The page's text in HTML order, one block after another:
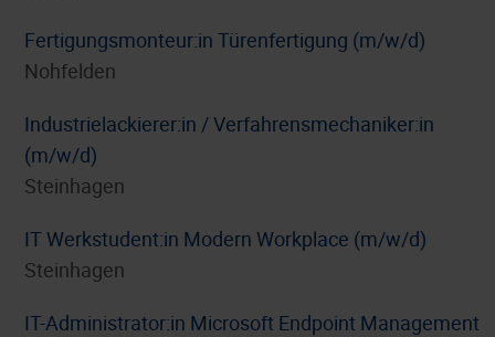
Fertigungsmonteur:in Türenfertigung (m/w/d)
Nohfelden
Industrielackierer:in / Verfahrensmechaniker:in
(m/w/d)
Steinhagen
IT Werkstudent:in Modern Workplace (m/w/d)
Steinhagen
IT-Administrator:in Microsoft Endpoint Management